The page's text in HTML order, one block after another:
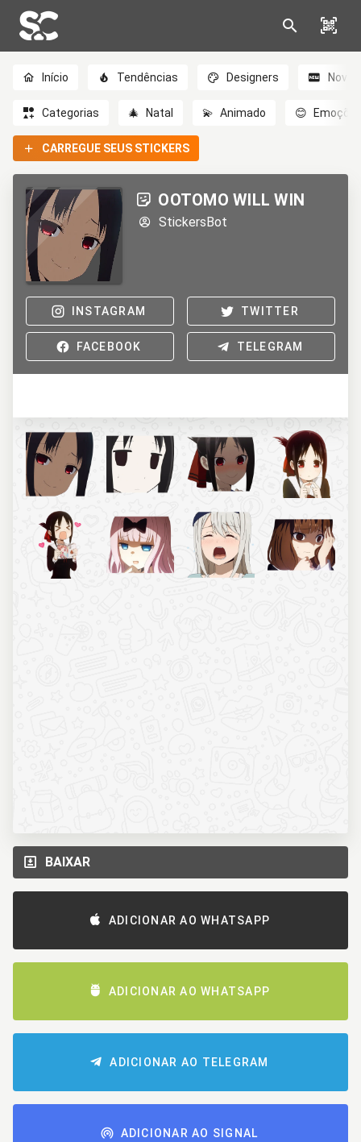
Início Tendências Designers Novo
Categorias 🎄 Natal 💫 Animado 😊
CARREGUE SEUS STICKERS
OOTOMO WILL WIN
StickersBot
INSTAGRAM TWITTER
FACEBOOK TELEGRAM
BAIXAR
ADICIONAR AO WHATSAPP
ADICIONAR AO WHATSAPP
ADICIONAR AO TELEGRAM
ADICIONAR AO SIGNAL